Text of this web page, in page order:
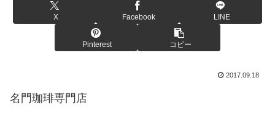
X Facebook LINE
Pinterest コピー
2017.09.18
名門珈琲専門店